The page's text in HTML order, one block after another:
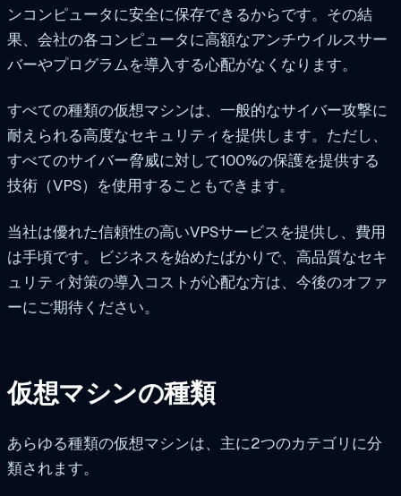
ンコンピュータに安全に保存できるからです。その結
果、会社の各コンピュータに高額なアンチウイルスサー
バーやプログラムを導入する心配がなくなります。
すべての種類の仮想マシンは、一般的なサイバー攻撃に
耐えられる高度なセキュリティを提供します。ただし、
すべてのサイバー脅威に対して100%の保護を提供する
技術（VPS）を使用することもできます。
当社は優れた信頼性の高いVPSサービスを提供し、費用
は手頃です。ビジネスを始めたばかりで、高品質なセキ
ュリティ対策の導入コストが心配な方は、今後のオファ
ーにご期待ください。
仮想マシンの種類
あらゆる種類の仮想マシンは、主に2つのカテゴリに分
類されます。